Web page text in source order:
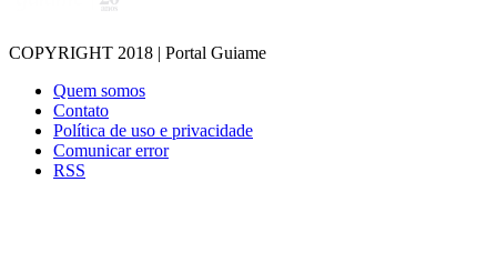
COPYRIGHT 2018 | Portal Guiame
Quem somos
Contato
Política de uso e privacidade
Comunicar error
RSS